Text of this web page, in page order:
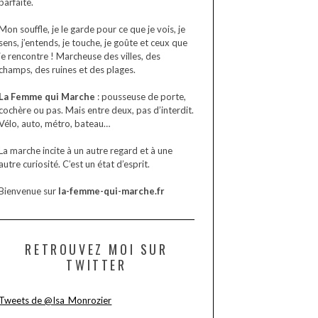
souffle, je le garde pour ce que je vois, je
j’entends, je touche, je goûte et ceux que
rencontre ! Marcheuse des villes, des
des ruines et des plages.
Femme qui Marche : pousseuse de porte,
ou pas. Mais entre deux, pas d’interdit.
auto, métro, bateau…
marche incite à un autre regard et à une
curiosité. C’est un état d’esprit.
sur la-femme-qui-marche.fr
RETROUVEZ MOI SUR
TWITTER
de @Isa_Monrozier